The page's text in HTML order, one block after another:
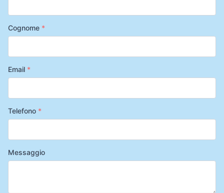
Cognome *
Email *
Telefono *
Messaggio